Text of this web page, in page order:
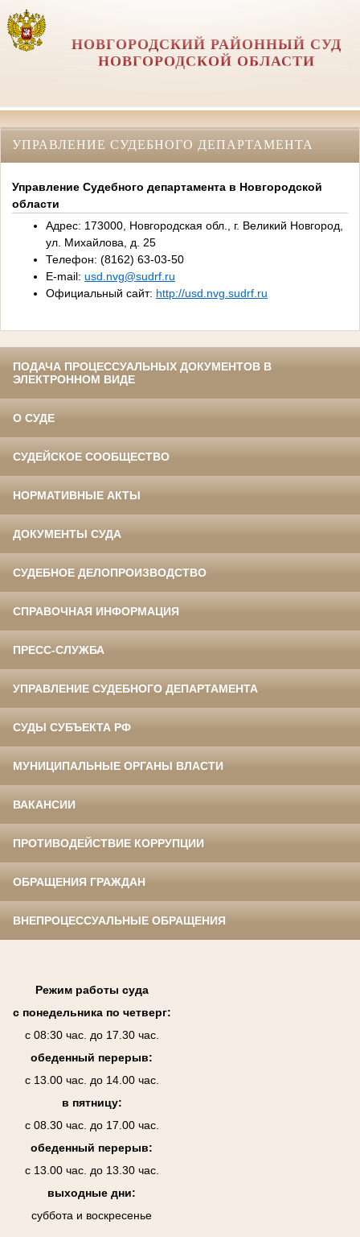
НОВГОРОДСКИЙ РАЙОННЫЙ СУД
НОВГОРОДСКОЙ ОБЛАСТИ
УПРАВЛЕНИЕ СУДЕБНОГО ДЕПАРТАМЕНТА
Управление Судебного департамента в Новгородской
области
Адрес: 173000, Новгородская обл., г. Великий Новгород,
ул. Михайлова, д. 25
Телефон: (8162) 63-03-50
E-mail: usd.nvg@sudrf.ru
Официальный сайт: http://usd.nvg.sudrf.ru
ПОДАЧА ПРОЦЕССУАЛЬНЫХ ДОКУМЕНТОВ В
ЭЛЕКТРОННОМ ВИДЕ
О СУДЕ
СУДЕЙСКОЕ СООБЩЕСТВО
НОРМАТИВНЫЕ АКТЫ
ДОКУМЕНТЫ СУДА
СУДЕБНОЕ ДЕЛОПРОИЗВОДСТВО
СПРАВОЧНАЯ ИНФОРМАЦИЯ
ПРЕСС-СЛУЖБА
УПРАВЛЕНИЕ СУДЕБНОГО ДЕПАРТАМЕНТА
СУДЫ СУБЪЕКТА РФ
МУНИЦИПАЛЬНЫЕ ОРГАНЫ ВЛАСТИ
ВАКАНСИИ
ПРОТИВОДЕЙСТВИЕ КОРРУПЦИИ
ОБРАЩЕНИЯ ГРАЖДАН
ВНЕПРОЦЕССУАЛЬНЫЕ ОБРАЩЕНИЯ
Режим работы суда
с понедельника по четверг:
с 08:30 час. до 17.30 час.
обеденный перерыв:
с 13.00 час. до 14.00 час.
в пятницу:
с 08.30 час. до 17.00 час.
обеденный перерыв:
с 13.00 час. до 13.30 час.
выходные дни:
суббота и воскресенье